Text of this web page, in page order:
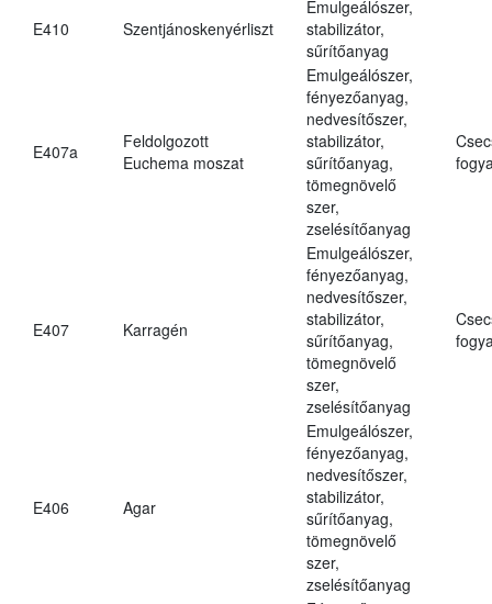
E410 Szentjánoskenyérliszt
Emulgeálószer,
stabilizátor,
sűrítőanyag
E407a
Feldolgozott
Euchema moszat
Emulgeálószer,
fényezőanyag,
nedvesítőszer,
stabilizátor,
sűrítőanyag,
tömegnövelő
szer,
zselésítőanyag
E407 Karragén
Emulgeálószer,
fényezőanyag,
nedvesítőszer,
stabilizátor,
sűrítőanyag,
tömegnövelő
szer,
zselésítőanyag
E406 Agar
Emulgeálószer,
fényezőanyag,
nedvesítőszer,
stabilizátor,
sűrítőanyag,
tömegnövelő
szer,
zselésítőanyag